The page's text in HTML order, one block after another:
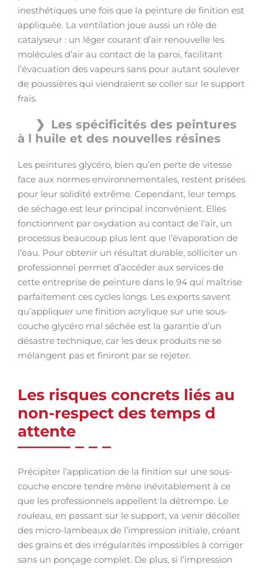
inesthétiques une fois que la peinture de finition est
appliquée. La ventilation joue aussi un rôle de
catalyseur : un léger courant d’air renouvelle les
molécules d’air au contact de la paroi, facilitant
l’évacuation des vapeurs sans pour autant soulever
de poussières qui viendraient se coller sur le support
frais.
Les spécificités des peintures
à l huile et des nouvelles résines
Les peintures glycéro, bien qu’en perte de vitesse
face aux normes environnementales, restent prisées
pour leur solidité extrême. Cependant, leur temps
de séchage est leur principal inconvénient. Elles
fonctionnent par oxydation au contact de l’air, un
processus beaucoup plus lent que l’évaporation de
l’eau. Pour obtenir un résultat durable, solliciter un
professionnel permet d’accéder aux services de
cette entreprise de peinture dans le 94 qui maîtrise
parfaitement ces cycles longs. Les experts savent
qu’appliquer une finition acrylique sur une sous-
couche glycéro mal séchée est la garantie d’un
désastre technique, car les deux produits ne se
mélangent pas et finiront par se rejeter.
Les risques concrets liés au
non-respect des temps d
attente
Précipiter l’application de la finition sur une sous-
couche encore tendre mène inévitablement à ce
que les professionnels appellent la détrempe. Le
rouleau, en passant sur le support, va venir décoller
des micro-lambeaux de l’impression initiale, créant
des grains et des irrégularités impossibles à corriger
sans un ponçage complet. De plus, si l’impression